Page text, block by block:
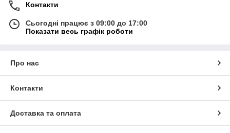
Контакти
Сьогодні працює з 09:00 до 17:00
Показати весь графік роботи
Про нас
Контакти
Доставка та оплата